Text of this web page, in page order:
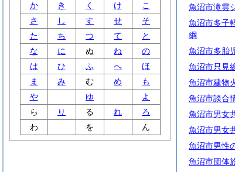
魚沼市滝雲
魚沼市多子
綱
魚沼市多胎
魚沼市只見
魚沼市建物
魚沼市談合
魚沼市男女
魚沼市男女
魚沼市男性
魚沼市団体
か
き く け
こ
さ
し す せ
そ
た
ち つ て
と
な
に ぬ ね
の
は
ひ ふ へ
ほ
ま
み む め
も
や
ゆ
よ
ら
り る れ
ろ
わ
を ん